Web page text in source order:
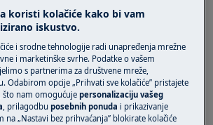
postupka održavanja, isključite
mrežni utikač iz
premještate uređaje, za teške
je da ih premjeste dvije osobe.
rukavice i zatvorenu obuću.
koristi kolačiće kako bi vam
iskustvo.
i srodne tehnologije radi unapređenja mrežne
i marketinške svrhe. Podatke o vašem
s partnerima za društvene mreže,
Odabirom opcije „Prihvati sve kolačiće” pristajete
što nam omogućujepersonalizaciju vašeg
, prilagodbuposebnih ponuda i prikazivanje
na „Nastavi bez prihvaćanja” blokirate kolačiće